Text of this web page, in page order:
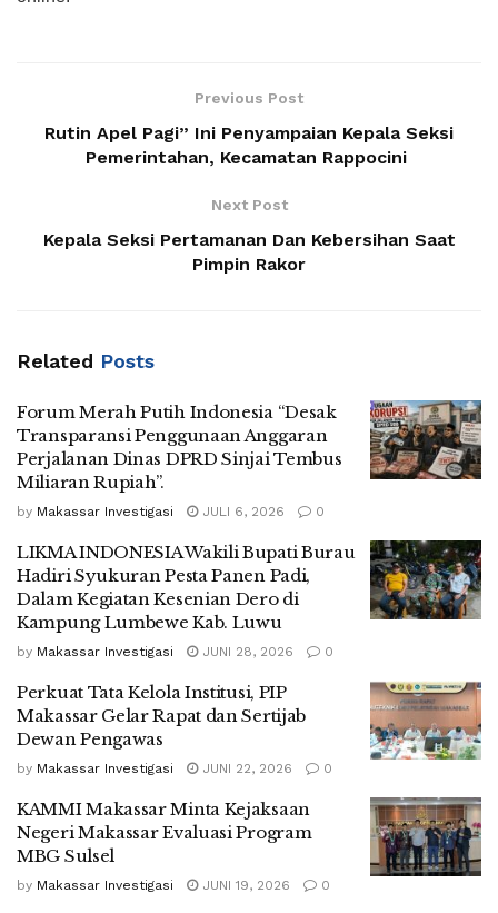
Previous Post
Rutin Apel Pagi” Ini Penyampaian Kepala Seksi
Pemerintahan, Kecamatan Rappocini
Next Post
Kepala Seksi Pertamanan Dan Kebersihan Saat
Pimpin Rakor
Related Posts
Forum Merah Putih Indonesia “Desak
Transparansi Penggunaan Anggaran
Perjalanan Dinas DPRD Sinjai Tembus
Miliaran Rupiah”.
by Makassar Investigasi JULI 6, 2026 0
LIKMA INDONESIA Wakili Bupati Burau
Hadiri Syukuran Pesta Panen Padi,
Dalam Kegiatan Kesenian Dero di
Kampung Lumbewe Kab. Luwu
by Makassar Investigasi JUNI 28, 2026 0
Perkuat Tata Kelola Institusi, PIP
Makassar Gelar Rapat dan Sertijab
Dewan Pengawas
by Makassar Investigasi JUNI 22, 2026 0
KAMMI Makassar Minta Kejaksaan
Negeri Makassar Evaluasi Program
MBG Sulsel
by Makassar Investigasi JUNI 19, 2026 0